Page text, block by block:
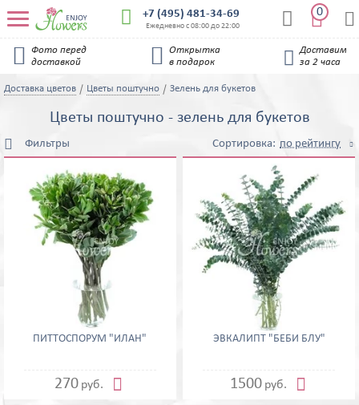
 +7 (495) 481-34-69
Ежедневно с 08:00 до 22:00  
0 

Фото перед
доставкой

Открытка
в подарок

Доставим
за 2 часа
Доставка цветов Цветы поштучно Зелень для букетов
Цветы поштучно - зелень для букетов
Фильтры
Цена, руб
Цвет букета
Компоненты букета
Альстромерия
Гортензия
Лилии
Сортировка: по рейтингу
по возрастанию цены
по убыванию цены
по популярности
по новизне
по рейтингу
ПИТТОСПОРУМ "ИЛАН"
270 руб. 
ЭВКАЛИПТ "БЕБИ БЛУ"
1500 руб. 